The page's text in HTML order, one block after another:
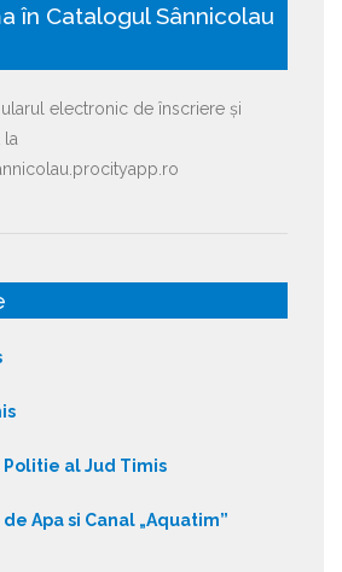
în Catalogul Sânnicolau
electronic de înscriere și
al Jud Timis
Apa si Canal „Aquatim”